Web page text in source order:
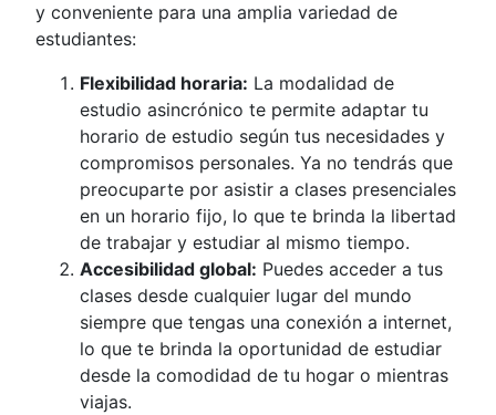
y conveniente para una amplia variedad de
estudiantes:
Flexibilidad horaria: La modalidad de
estudio asincrónico te permite adaptar tu
horario de estudio según tus necesidades y
compromisos personales. Ya no tendrás que
preocuparte por asistir a clases presenciales
en un horario fijo, lo que te brinda la libertad
de trabajar y estudiar al mismo tiempo.
Accesibilidad global: Puedes acceder a tus
clases desde cualquier lugar del mundo
siempre que tengas una conexión a internet,
lo que te brinda la oportunidad de estudiar
desde la comodidad de tu hogar o mientras
viajas.